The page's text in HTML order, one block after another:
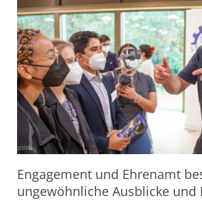
Engagement und Ehrenamt
ungewöhnliche Ausblicke und